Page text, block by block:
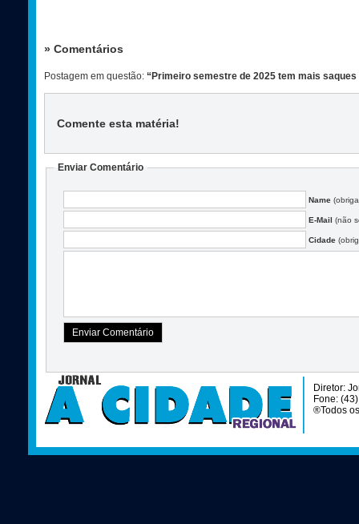
» Comentários
Postagem em questão: “Primeiro semestre de 2025 tem mais
Comente esta matéria!
Enviar Comentário
Name
E-Mail (não
Cidade
Diretor:
Fone:
®Todos